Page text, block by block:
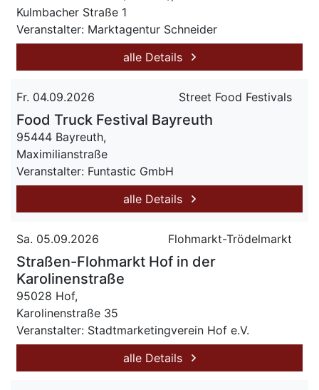
Kulmbacher Straße 1
Veranstalter: Marktagentur Schneider
alle Details
Fr. 04.09.2026 Street Food Festivals
Food Truck Festival Bayreuth
95444 Bayreuth,
Maximilianstraße
Veranstalter: Funtastic GmbH
alle Details
Sa. 05.09.2026 Flohmarkt-Trödelmarkt
Straßen-Flohmarkt Hof in der
Karolinenstraße
95028 Hof,
Karolinenstraße 35
Veranstalter: Stadtmarketingverein Hof e.V.
alle Details